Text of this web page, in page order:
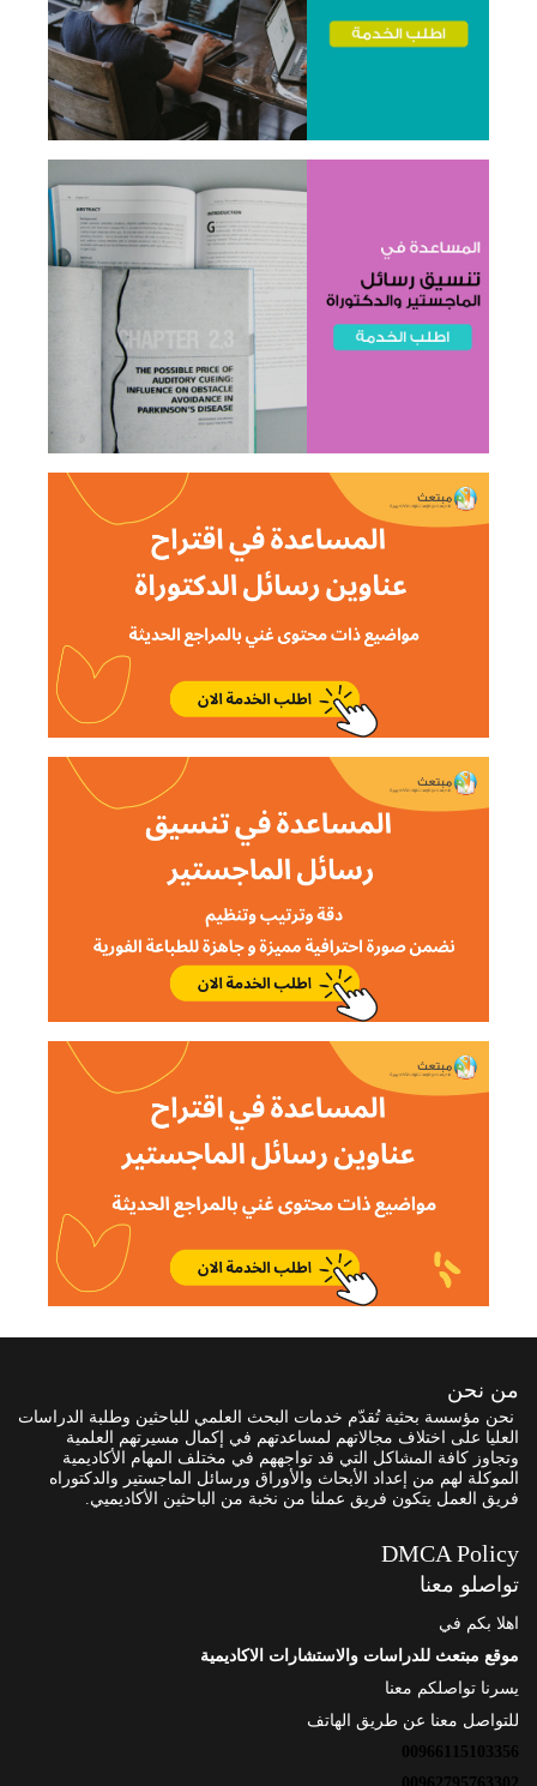
من نحن
نحن مؤسسة بحثية تُقدّم خدمات البحث العلمي للباحثين وطلبة الدراسات
العليا على اختلاف مجالاتهم لمساعدتهم في إكمال مسيرتهم العلمية
وتجاوز كافة المشاكل التي قد تواجههم في مختلف المهام الأكاديمية
الموكلة لهم من إعداد الأبحاث والأوراق ورسائل الماجستير والدكتوراه
فريق العمل يتكون فريق عملنا من نخبة من الباحثين الأكاديميي.
DMCA Policy
تواصلو معنا
اهلا بكم في
موقع مبتعث للدراسات والاستشارات الاكاديمية
يسرنا تواصلكم معنا
للتواصل معنا عن طريق الهاتف
00966115103356